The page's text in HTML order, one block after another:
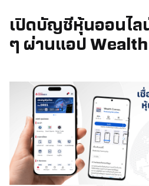
เปิดบัญชีหุ้นออนไล
ๆ ผ่านแอป